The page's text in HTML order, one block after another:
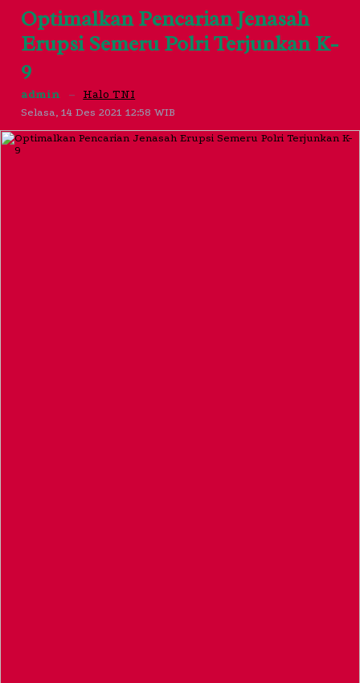
Optimalkan Pencarian Jenasah
Erupsi Semeru Polri Terjunkan K-
9
admin – Halo TNI
Selasa, 14 Des 2021 12:58 WIB